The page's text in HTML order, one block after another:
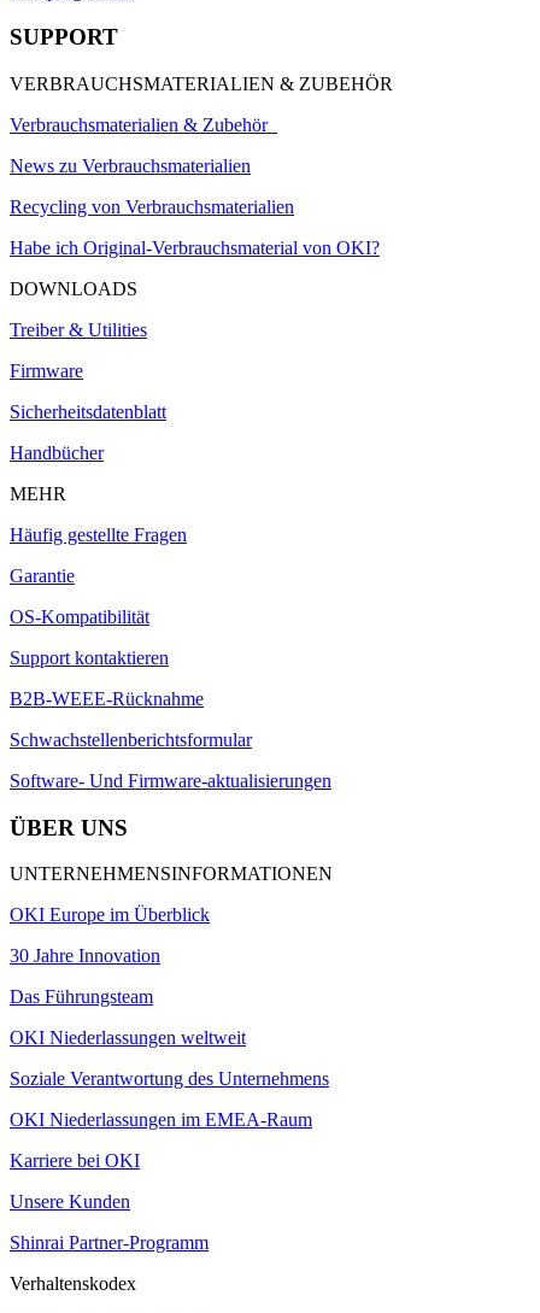
SUPPORT
VERBRAUCHSMATERIALIEN & ZUBEHÖR
Verbrauchsmaterialien & Zubehör
News zu Verbrauchsmaterialien
Recycling von Verbrauchsmaterialien
Habe ich Original-Verbrauchsmaterial von OKI?
DOWNLOADS
Treiber & Utilities
Firmware
Sicherheitsdatenblatt
Handbücher
MEHR
Häufig gestellte Fragen
Garantie
OS-Kompatibilität
Support kontaktieren
B2B-WEEE-Rücknahme
Schwachstellenberichtsformular
Software- Und Firmware-aktualisierungen
ÜBER UNS
UNTERNEHMENSINFORMATIONEN
OKI Europe im Überblick
30 Jahre Innovation
Das Führungsteam
OKI Niederlassungen weltweit
Soziale Verantwortung des Unternehmens
OKI Niederlassungen im EMEA-Raum
Karriere bei OKI
Unsere Kunden
Shinrai Partner-Programm
Verhaltenskodex